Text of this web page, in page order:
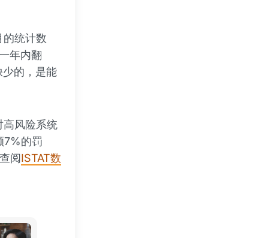
的统计数
年内翻
的，是能
风险系统
7%的罚
阅ISTAT数